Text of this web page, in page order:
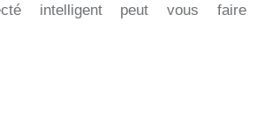
intelligent peut vous faire